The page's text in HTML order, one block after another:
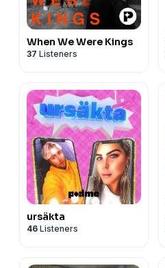
When We Were Kings
37 Listeners
ursäkta
46 Listeners